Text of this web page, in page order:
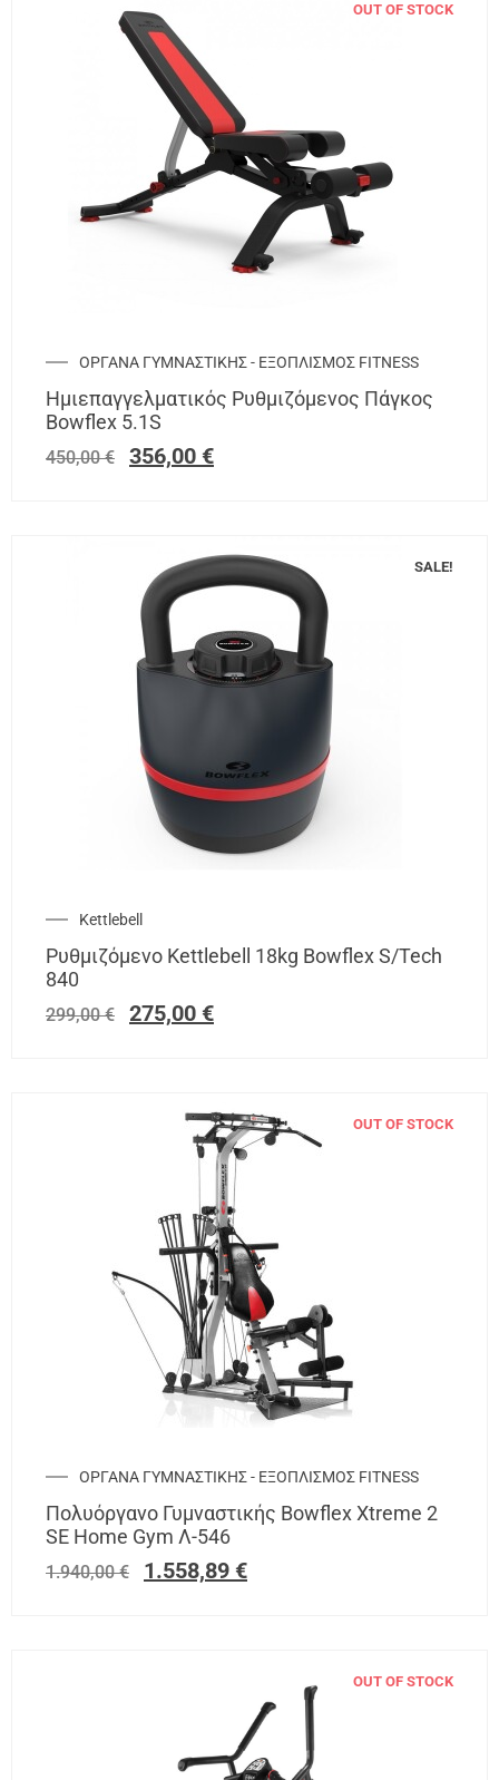
OUT OF STOCK
ΟΡΓΑΝΑ ΓΥΜΝΑΣΤΙΚΗΣ - ΕΞΟΠΛΙΣΜΟΣ FITNESS
Ημιεπαγγελματικός Ρυθμιζόμενος Πάγκος
Bowflex 5.1S
450,00€ 356,00 €
SALE!
Kettlebell
Ρυθμιζόμενο Kettlebell 18kg Bowflex S/Tech
840
299,00€ 275,00 €
OUT OF STOCK
ΟΡΓΑΝΑ ΓΥΜΝΑΣΤΙΚΗΣ - ΕΞΟΠΛΙΣΜΟΣ FITNESS
Πολυόργανο Γυμναστικής Bowflex Xtreme 2
SE Home Gym Λ-546
1.940,00€ 1.558,89 €
OUT OF STOCK